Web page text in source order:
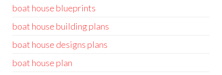
boat house blueprints
boat house building plans
boat house designs plans
boat house plan